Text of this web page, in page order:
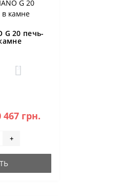
G 20 печь-
3
467 грн.
+